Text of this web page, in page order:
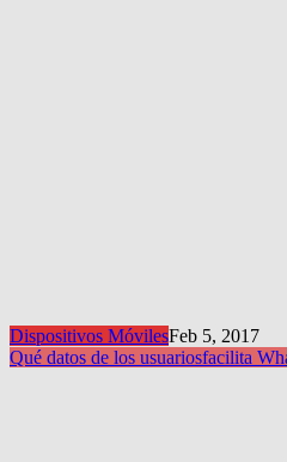
Dispositivos MóvilesFeb 5, 2017
Qué datos de los usuariosfacilita